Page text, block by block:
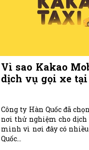
Vì sao Kakao
dịch vụ gọi xe
Công ty Hàn Quốc đã
nơi thử nghiệm cho dịch
mình vì nơi đây có
Quốc...